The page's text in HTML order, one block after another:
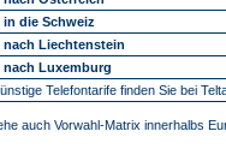
in die Schweiz
nach Liechtenstein
nach Luxemburg
Telefontarife finden Sie bei
auch Vorwahl-Matrix innerhalbs